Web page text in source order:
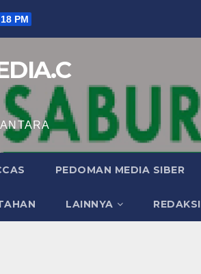
PM
PEDOMAN MEDIA SIBER
LAINNYA REDAKSI